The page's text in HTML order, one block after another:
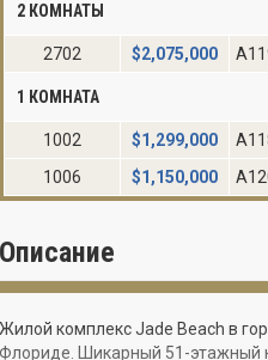
2 КОМНАТЫ
2702 $2,075,000
1 КОМНАТА
1002 $1,299,000
1006
$1,150,000
Описание
Жилой комплекс Jade Beach в
Флориде. Шикарный 51-этажный